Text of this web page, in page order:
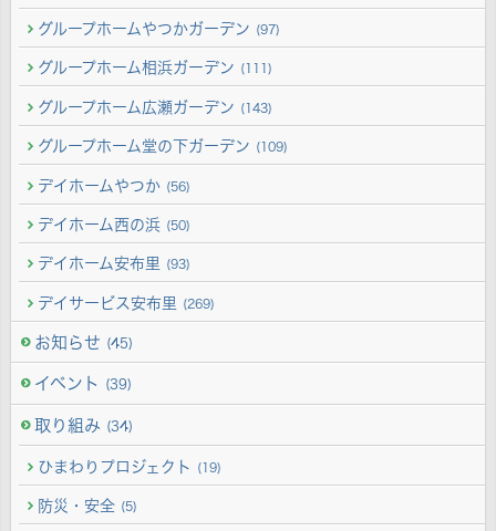
グループホームやつかガーデン (97)
グループホーム相浜ガーデン (111)
グループホーム広瀬ガーデン (143)
グループホーム堂の下ガーデン (109)
デイホームやつか (56)
デイホーム西の浜 (50)
デイホーム安布里 (93)
デイサービス安布里 (269)
お知らせ (45)
イベント (39)
取り組み (34)
ひまわりプロジェクト (19)
防災・安全 (5)